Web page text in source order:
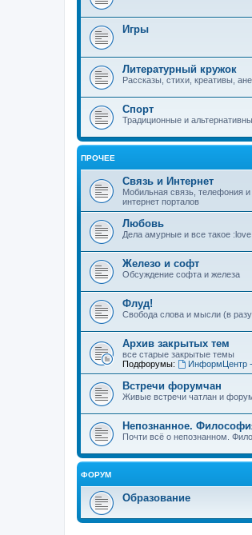
Игры
Литературный кружок
Рассказы, стихи, креативы,
Спорт
Традиционные и
ПРОЧЕЕ
Связь и Интернет
Мобильная связь, телефония
интернет порталов
Любовь
Дела амурные и все такое :love:
Железо и софт
Обсуждение софта и железа
Флуд!
Свобода слова и мысли (в
Архив закрытых тем
все старые закрытые темы
Подфорумы:
Встречи форумчан
Живые встречи чатлан и
Непознанное.
Почти всё о непознанном.
ФОРУМ
Образование